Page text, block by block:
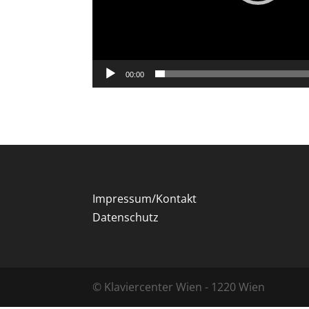
00:00
Impressum/Kontakt
Datenschutz
© Klaviercenter Wien - 1220 Wien